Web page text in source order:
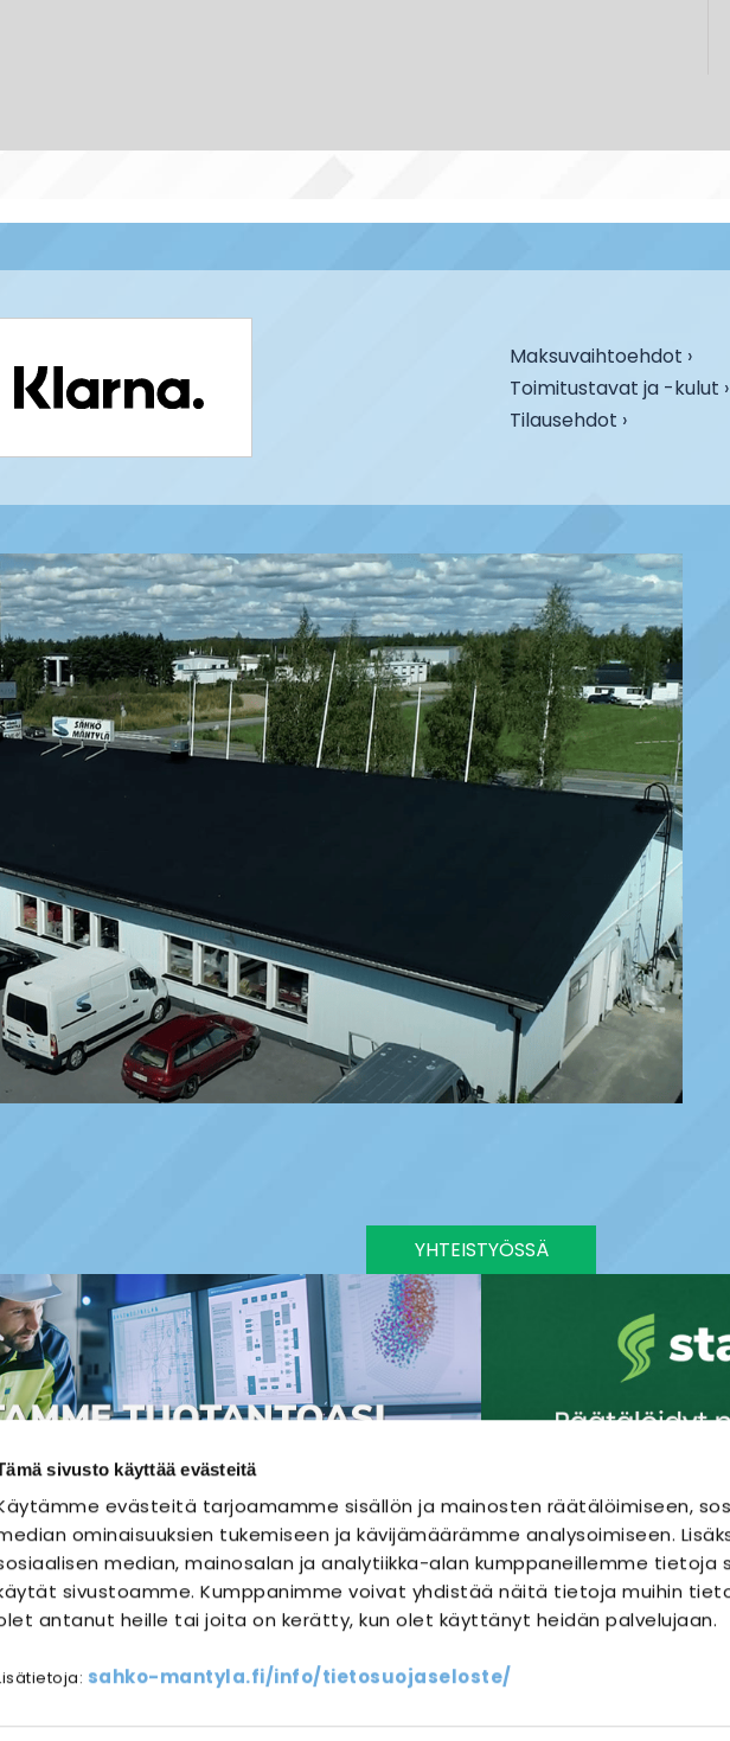
sivusto käyttää evästeitä
evästeitä tarjoamamme sisällön ja mainosten räätälöimiseen,
ominaisuuksien tukemiseen ja kävijämäärämme analysoimiseen.
median, mainosalan ja analytiikka-alan kumppaneillemme tietoja
sivustoamme. Kumppanimme voivat yhdistää näitä tietoja muihin
antanut heille tai joita on kerätty, kun olet käyttänyt heidän palvelujaan.
sahko-mantyla.fi/info/tietosuojaseloste/
Maksuvaihtoehdot ›
Toimitustavat ja -kulut ›
Tilausehdot ›
YHTEISTYÖSSÄ
SÄHKÖURAKOINTI SÄHKÖSUUNNITTELU
Referenssit Yhteystiedot